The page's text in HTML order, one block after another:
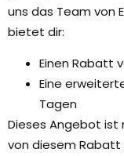
uns das Team von
bietet dir:
Einen Rabatt
Eine
Tagen
Dieses Angebot ist
von diesem Rabatt